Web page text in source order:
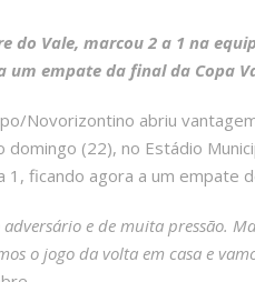
do Vale, marcou 2 a 1 na
um empate da final da Copa
Novorizontino abriu
domingo (22), no Estádio
ficando agora a um empate
e de muita pressão.
o jogo da volta em casa e